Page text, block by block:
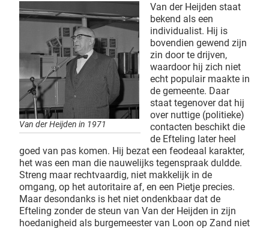
Van der Heijden in 1971
Van der Heijden staat
bekend als een
individualist. Hij is
bovendien gewend zijn
zin door te drijven,
waardoor hij zich niet
echt populair maakte in
de gemeente. Daar
staat tegenover dat hij
over nuttige (politieke)
contacten beschikt die
de Efteling later heel
goed van pas komen. Hij bezat een feodeaal karakter,
het was een man die nauwelijks tegenspraak duldde.
Streng maar rechtvaardig, niet makkelijk in de
omgang, op het autoritaire af, en een Pietje precies.
Maar desondanks is het niet ondenkbaar dat de
Efteling zonder de steun van Van der Heijden in zijn
hoedanigheid als burgemeester van Loon op Zand niet